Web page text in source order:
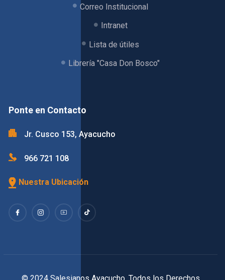
Correo Institucional
Intranet
Lista de útiles
Librería "Casa Don Bosco"
Ponte en Contacto
Jr. Cusco 153, Ayacucho
966 721 108
Nuestra Ubicación